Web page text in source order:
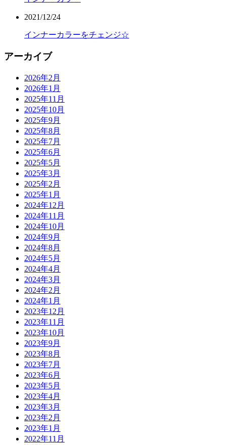
2021/12/24
インナーカラーをチェンジ☆
アーカイブ
2026年2月
2026年1月
2025年11月
2025年10月
2025年9月
2025年8月
2025年7月
2025年6月
2025年5月
2025年3月
2025年2月
2025年1月
2024年12月
2024年11月
2024年10月
2024年9月
2024年8月
2024年5月
2024年4月
2024年3月
2024年2月
2024年1月
2023年12月
2023年11月
2023年10月
2023年9月
2023年8月
2023年7月
2023年6月
2023年5月
2023年4月
2023年3月
2023年2月
2023年1月
2022年11月